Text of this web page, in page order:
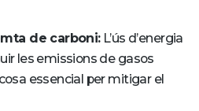
de carboni:L’ús d’energia
les emissions de gasos
essencial per mitigar el